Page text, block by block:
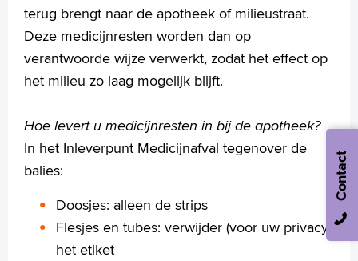
terug brengt naar de apotheek of milieustraat.
Deze medicijnresten worden dan op
verantwoorde wijze verwerkt, zodat het effect op
het milieu zo laag mogelijk blijft.
Hoe levert u medicijnresten in bij de apotheek?
In het Inleverpunt Medicijnafval tegenover de
balies:
Doosjes: alleen de strips
Flesjes en tubes: verwijder (voor uw privacy)
het etiket
Contact